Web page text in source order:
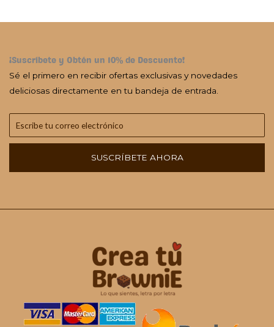
¡Suscríbete y Obtén un 10% de Descuento!
Sé el primero en recibir ofertas exclusivas y novedades
deliciosas directamente en tu bandeja de entrada.
SUSCRÍBETE AHORA